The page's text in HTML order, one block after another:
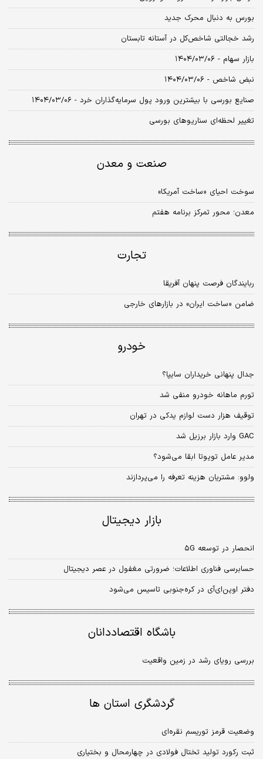
بورس به‌ دنبال محرک جدید
رشد خجالتی شاخص‌کل در آستانه تابستان
بازار سهام - ۱۴۰۴/۰۳/۰۶
نبض شاخص - ۱۴۰۴/۰۳/۰۶
صنایع بورسی با بیشترین ورود پول سرمایه‌گذاران خرد - ۱۴۰۴/۰۳/۰۶
تغییر لحظه‌ای سناریوهای بورسی
صنعت و معدن
سوخت احیای «ساخت آمریکا»
معدن؛ محور تمرکز برنامه هفتم
تجارت
ربایندگان فرصت پنهان آفریقا
ضامن «ساخت ایران» در بازارهای خارجی
خودرو
جدال پنهانی خریداران سایپا؟
تورم ماهانه خودرو منفی شد
توقیف هزار دست لوازم یدکی در تهران
GAC وارد بازار برزیل شد
مدیر عامل تویوتا ابقا می‌شود؟
ولوو: مشتریان هزینه تعرفه را می‌‌‌پردازند
بازار دیجیتال
انحصار در توسعه ۵G
حسابرسی فناوری اطلاعات؛ ضرورتی مغفول در عصر دیجیتال
دفتر اوپن‌ای‌آی در کره‌جنوبی تاسیس می‌شود
باشگاه اقتصاددانان
بررسی رویای رشد در زمین واقعیت
گردشگری استان ها
وضعیت قرمز توریسم نقره‏‏‌ای
ثبت رکورد تولید تختال فولادی در چهارمحال و بختیاری